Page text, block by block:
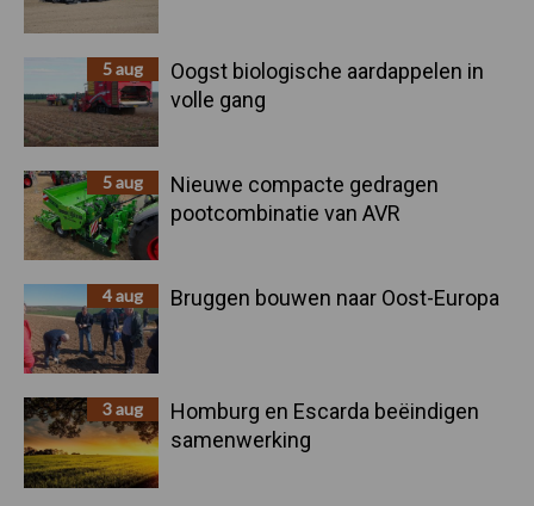
5 aug
Oogst biologische aardappelen in
volle gang
5 aug
Nieuwe compacte gedragen
pootcombinatie van AVR
4 aug Bruggen bouwen naar Oost-Europa
3 aug
Homburg en Escarda beëindigen
samenwerking